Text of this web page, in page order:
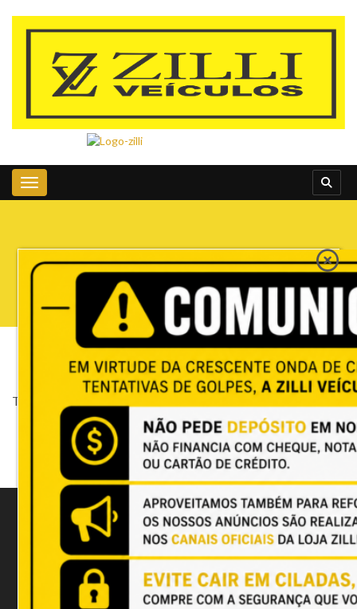
Toggle navigation
» Modelo » Meriva
There's nothing yet to be displayed...